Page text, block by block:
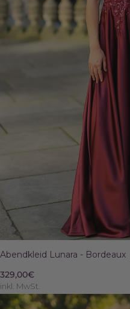
Abendkleid Lunara - Bordeaux
329,00€
inkl. MwSt.